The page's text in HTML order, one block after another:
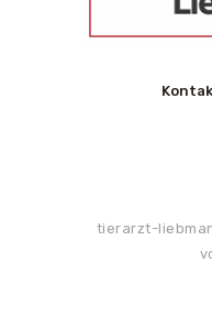
tierarzt-